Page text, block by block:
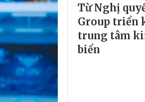
Từ Nghị
Group triển
trung tâm
biển